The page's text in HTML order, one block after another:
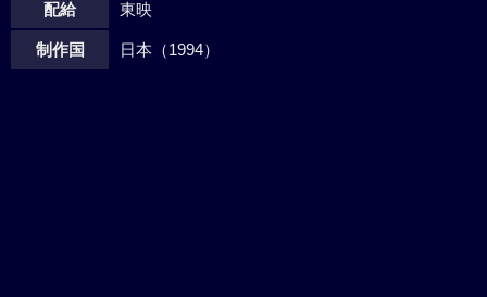
配給 東映
制作国 日本（1994）